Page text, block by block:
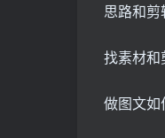
思路和
找素材和
做图文